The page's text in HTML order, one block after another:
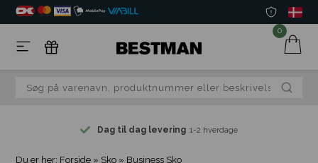
0
Dag til dag levering 1-2 hverdage
Du er her: Forside » Sko » Business Sko